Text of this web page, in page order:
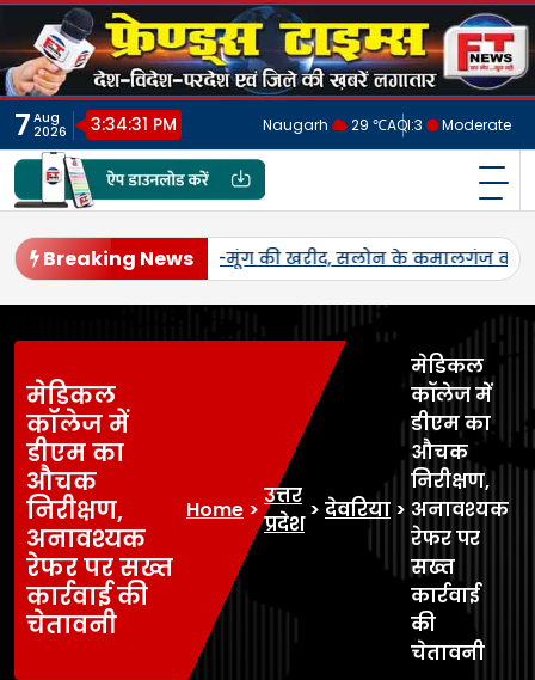
Skip
content
7 Aug
2026
3:34:34 PM Naugarh 29 ℃AQI:3 Moderate
फ्रेंड्स टाइम्स
Breaking News
पैक्स केंद्रों का शुभारंभ, रायबरेली की पावन धरती पर भारतीय
मेडिकल
कॉलेज में
डीएम का
औचक
निरीक्षण,
अनावश्यक
रेफर पर सख्त
कार्रवाई की
चेतावनी
Home >
उत्तर
प्रदेश
> देवरिया >
मेडिकल
कॉलेज में
डीएम का
औचक
निरीक्षण,
अनावश्यक
रेफर पर
सख्त
कार्रवाई
की
चेतावनी